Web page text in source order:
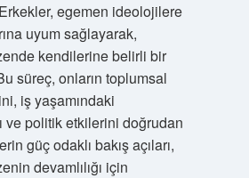
egemen ideolojilere
uyum sağlayarak,
kendilerine belirli bir
süreç, onların toplumsal
iş yaşamındaki
ve politik etkilerini doğrudan
güç odaklı bakış açıları,
devamlılığı için